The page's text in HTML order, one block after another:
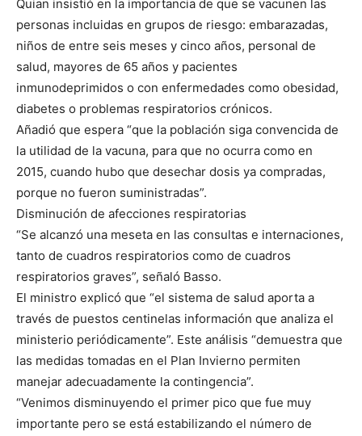
Quian insistió en la importancia de que se vacunen las
personas incluidas en grupos de riesgo: embarazadas,
niños de entre seis meses y cinco años, personal de
salud, mayores de 65 años y pacientes
inmunodeprimidos o con enfermedades como obesidad,
diabetes o problemas respiratorios crónicos.
Añadió que espera “que la población siga convencida de
la utilidad de la vacuna, para que no ocurra como en
2015, cuando hubo que desechar dosis ya compradas,
porque no fueron suministradas”.
Disminución de afecciones respiratorias
“Se alcanzó una meseta en las consultas e internaciones,
tanto de cuadros respiratorios como de cuadros
respiratorios graves”, señaló Basso.
El ministro explicó que “el sistema de salud aporta a
través de puestos centinelas información que analiza el
ministerio periódicamente”. Este análisis “demuestra que
las medidas tomadas en el Plan Invierno permiten
manejar adecuadamente la contingencia”.
“Venimos disminuyendo el primer pico que fue muy
importante pero se está estabilizando el número de